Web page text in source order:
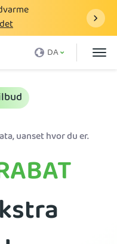
DA
uanset hvor du er.